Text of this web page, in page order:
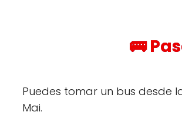
🚌
Puedes tomar un bus desde
Mai.